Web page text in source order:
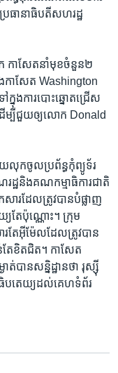
ធានាធិបតី​សហរដ្ឋ​
កាសែត​នាំ​មុខ​ចំនួន​២​
កាសែត Washington
នុង​ការ​បោះ​ឆ្នោត​ជ្រើស​
ើម្បី​ជួយ​ឲ្យ​លោក Donald
យលុក​ចូល​ប្រព័ន្ធ​កុំព្យូទ័រ​
ដ្ឋ​និង​គណកម្មាធិការ​ជាតិ​
ារ​ដែល​ត្រូវ​បាន​បំផ្លាញ​
តែ​ប៉ុណ្ណោះ។ ក្រុម​
តែ​អ៊ីម៉ែល​ដែល​ត្រូវ​បាន​
តែ​ខិត​ជិត។ កាសែត
ត់​បាន​សន្និដ្ឋាន​ថា រុស្ស៊ី​
បតេយ្យ​ដល់​គេហទំព័រ​